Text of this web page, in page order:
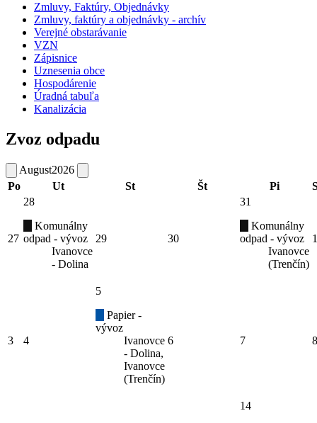
Zmluvy, Faktúry, Objednávky
Zmluvy, faktúry a objednávky - archív
Verejné obstarávanie
VZN
Zápisnice
Uznesenia obce
Hospodárenie
Úradná tabuľa
Kanalizácia
Zvoz odpadu
August2026
Po
Ut St Št Pi
27
28
Komunálny
odpad - vývoz
Ivanovce
- Dolina
29 30
31
Komunálny
odpad - vývoz
Ivanovce
(Trenčín)
1
3 4
5
Papier -
vývoz
Ivanovce
- Dolina,
Ivanovce
(Trenčín)
6 7 8
14